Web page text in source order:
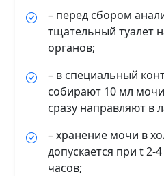
– перед сбором
тщательный туалет
органов;
– в специальный
собирают 10 мл
сразу направляют в
– хранение мочи в
допускается при t 2-
часов;